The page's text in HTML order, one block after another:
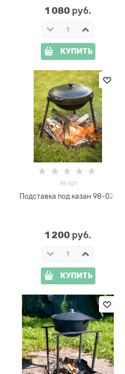
1 080 руб.
КУПИТЬ
98-021
Подставка под казан 98-021
1 200 руб.
КУПИТЬ